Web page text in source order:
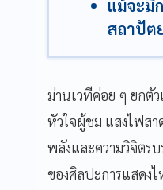
แม้จะมี
สถาปัต
ม่านเวทีค่อย ๆ ยกตั
หัวใจผู้ชม แสงไฟสา
พลังและความวิจิตร
ของศิลปะการแสดง